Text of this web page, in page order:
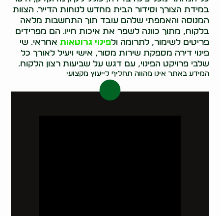
במידת הצורך וסידור הבית מחדש לנוחות הדייר. הצוות
המנוסה והאמפתי שלהם עובד תוך התחשבות מלאה
בלקוח, מתוך כוונה לשפר את איכות חייו. הם מפרידים
פריטים לשימור, לתרומה ולפינוי גרוטאות אחראי. שי
פינוי דירה מספקת שירות מסור, אישי ויעיל לאורך כל
שלבי פרויקט הפינוי, עם דגש על שביעות רצון הלקוח.
המידע באתר אינו מהווה תחליף לייעוץ מקצועי